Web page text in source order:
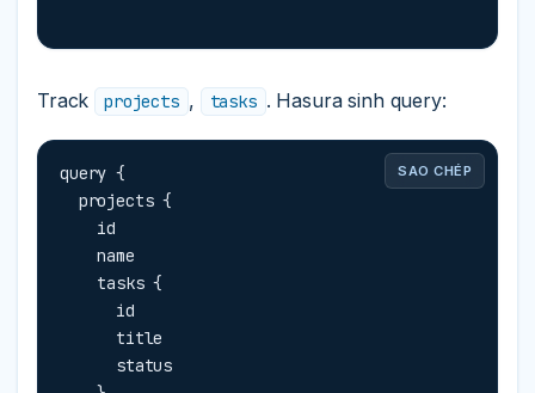
Track projects , tasks . Hasura sinh query:
SAO CHÉP
query {
    name